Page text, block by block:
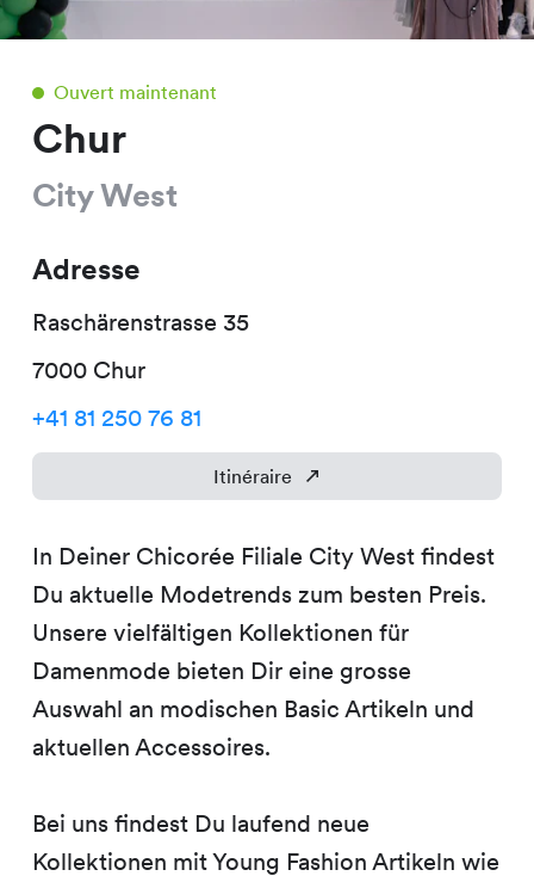
Ouvert maintenant
Chur
City West
Adresse
Raschärenstrasse 35
7000 Chur
+41 81 250 76 81
Itinéraire
In Deiner Chicorée Filiale City West findest
Du aktuelle Modetrends zum besten Preis.
Unsere vielfältigen Kollektionen für
Damenmode bieten Dir eine grosse
Auswahl an modischen Basic Artikeln und
aktuellen Accessoires.
Bei uns findest Du laufend neue
Kollektionen mit Young Fashion Artikeln wie